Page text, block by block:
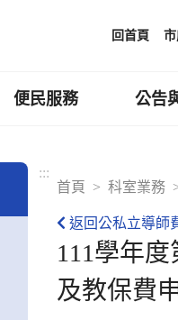
回首頁
便民服務 公告
:::
首頁
科室業務
返回公私立導師
111學年
及教保費